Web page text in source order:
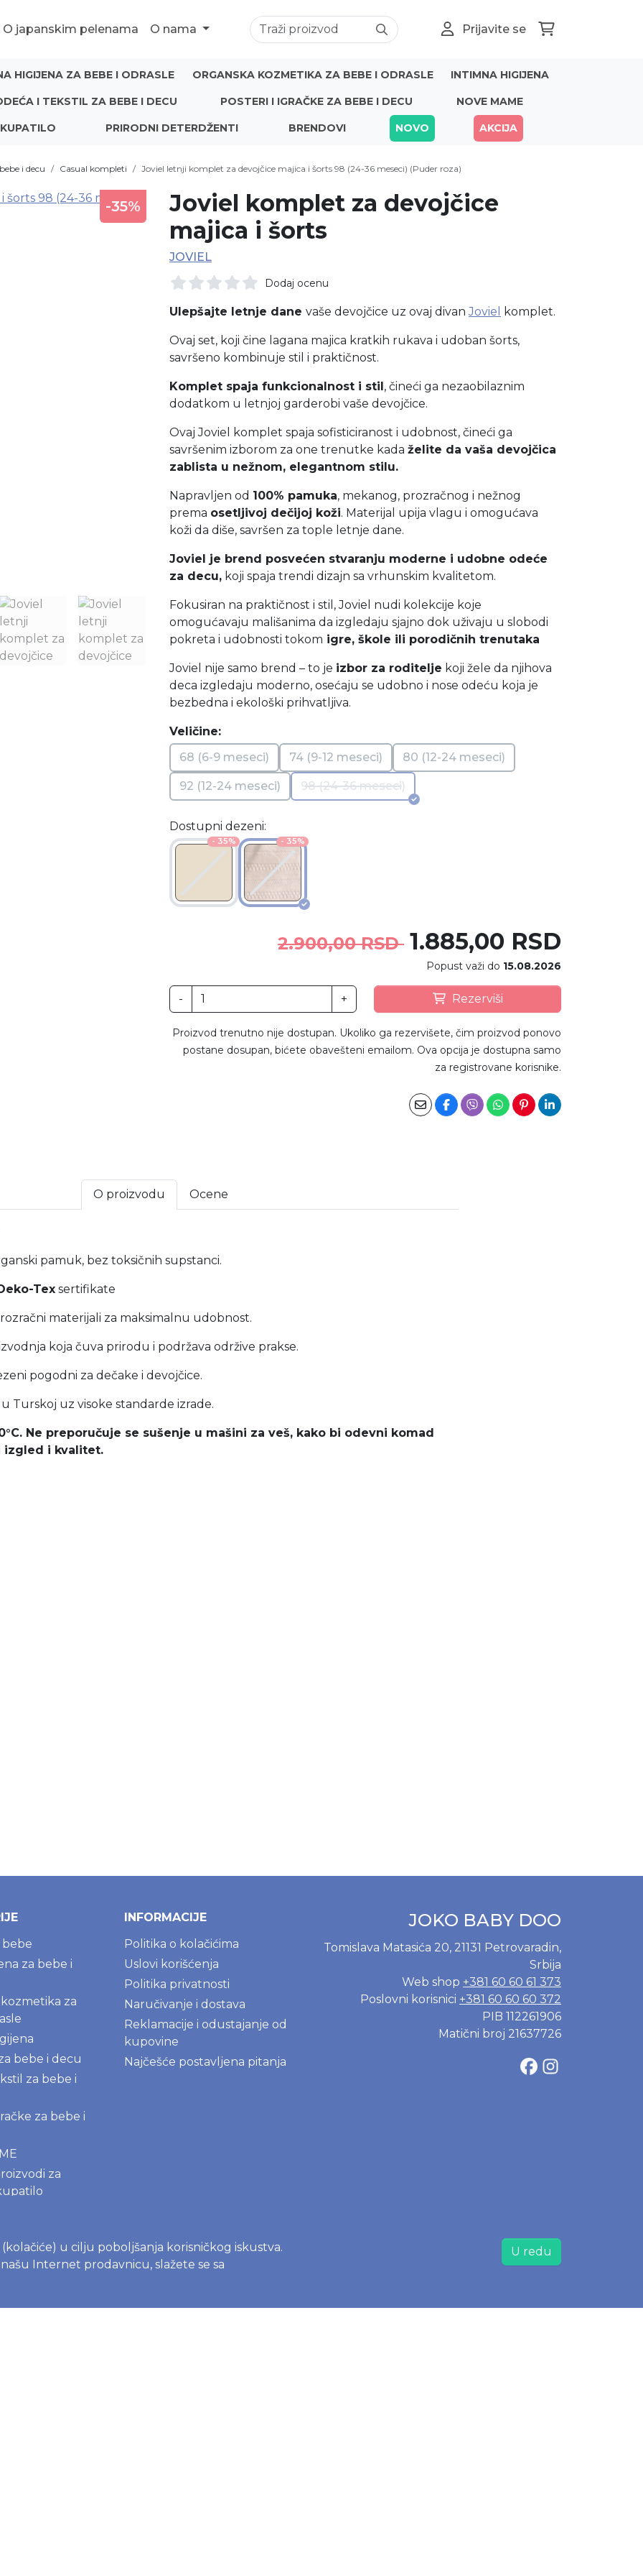
O japanskim pelenama O nama Prijavite se
HIGIJENA ZA BEBE I ODRASLE ORGANSKA KOZMETIKA ZA BEBE I ODRASLE INTIMNA HIGIJENA
I TEKSTIL ZA BEBE I DECU POSTERI I IGRAČKE ZA BEBE I DECU NOVE MAME
PRIRODNI DETERDŽENTI BRENDOVI NOVO AKCIJA
i decu Casual kompleti Joviel letnji komplet za devojčice majica i šorts 98 (24-36 meseci) (Puder roza)
-35%
Joviel komplet za devojčice
majica i šorts
JOVIEL
Dodaj ocenu
Veličine:
68 (6-9 meseci)
74 (9-12 meseci) 80 (12-24 meseci)
92 (12-24 meseci) 98 (24-36 meseci)
Dostupni dezeni:
- 35% - 35%
Ulepšajte letnje dane vaše devojčice uz ovaj divanJoviel komplet.
Ovaj set, koji čine lagana majica kratkih rukava i udoban šorts,
savršeno kombinuje stil i praktičnost.
Komplet spaja funkcionalnost i stil, čineći ga nezaobilaznim
dodatkom u letnjoj garderobi vaše devojčice.
Ovaj Joviel komplet spaja sofisticiranost i udobnost, čineći ga
savršenim izborom za one trenutke kada želite da vaša devojčica
zablista u nežnom, elegantnom stilu.
Napravljen od 100% pamuka, mekanog, prozračnog i nežnog
prema osetljivoj dečijoj koži. Materijal upija vlagu i omogućava
koži da diše, savršen za tople letnje dane.
Joviel je brend posvećen stvaranju moderne i udobne odeće
za decu, koji spaja trendi dizajn sa vrhunskim kvalitetom.
Fokusiran na praktičnost i stil, Joviel nudi kolekcije koje
omogućavaju mališanima da izgledaju sjajno dok uživaju u slobodi
pokreta i udobnosti tokom igre, škole ili porodičnih trenutaka
Joviel nije samo brend – to je izbor za roditelje koji žele da njihova
deca izgledaju moderno, osećaju se udobno i nose odeću koja je
bezbedna i ekološki prihvatljiva.
2.900,00 RSD 1.885,00 RSD
Popust važi do 15.08.2026
- + Rezerviši
Proizvod trenutno nije dostupan. Ukoliko ga rezervišete, čim proizvod ponovo
postane dosupan, bićete obavešteni emailom. Ova opcija je dostupna samo
za registrovane korisnike.
O proizvodu Ocene
pamuk, bez toksičnih supstanci.
Tex sertifikate
materijali za maksimalnu udobnost.
koja čuva prirodu i podržava održive prakse.
pogodni za dečake i devojčice.
Turskoj uz visoke standarde izrade.
Ne preporučuje se sušenje u mašini za veš, kako bi odevni komad
izgled i kvalitet.
bebe
za bebe i
za
bebe i decu
za bebe i
za bebe i
za
INFORMACIJE
Politika o kolačićima
Uslovi korišćenja
Politika privatnosti
Naručivanje i dostava
Reklamacije i odustajanje od
kupovine
Najčešće postavljena pitanja
JOKO BABY DOO
Tomislava Matasića 20, 21131 Petrovaradin,
Srbija
Web shop +381 60 60 61 373
Poslovni korisnici +381 60 60 60 372
PIB 112261906
Matični broj 21637726
u cilju poboljšanja korisničkog iskustva.
Internet prodavnicu, slažete se sa
U redu